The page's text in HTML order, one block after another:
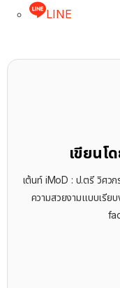
LINE
เขียนโ
เต้นท์ iMoD : ป.ตรี วิศว
ความสวยงามแบบเรีย